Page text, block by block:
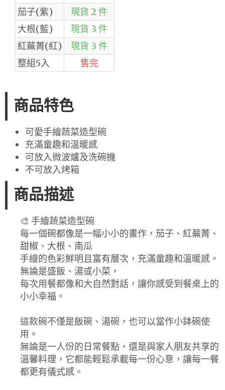
茄子(紫)
現貨 2 件
大根(藍)
現貨 3 件
紅蕪菁(紅)
現貨 3 件
整組5入
售完
商品特色
可愛手繪蔬菜造型碗
充滿童趣和溫暖感
可放入微波爐及洗碗機
不可放入烤箱
商品描述
🎨 手繪蔬菜造型碗
每一個碗都像是一幅小小的畫作，茄子、紅蕪菁、
甜椒、大根、南瓜
手繪的色彩鮮明且富有層次，充滿童趣和溫暖感。
無論是盛飯、湯或小菜，
每次用餐都像和大自然對話，讓你感受到餐桌上的
小小幸福。
這款碗不僅是飯碗、湯碗，也可以當作小鉢碗使
用。
無論是一人份的日常餐點，還是與家人朋友共享的
溫馨料理，它都能輕鬆承載每一份心意，讓每一餐
都更有儀式感。